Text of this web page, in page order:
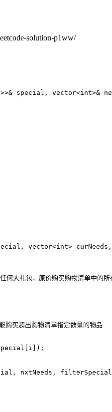
solution-p1ww/
>>& special , vector<int>&
, vector<int> curNeeds ,
[ i ]);
, nxtNeeds , filterSpecial